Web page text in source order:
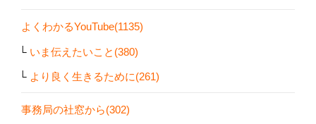
よくわかるYouTube(1135)
いま伝えたいこと(380)
より良く生きるために(261)
事務局の社窓から(302)